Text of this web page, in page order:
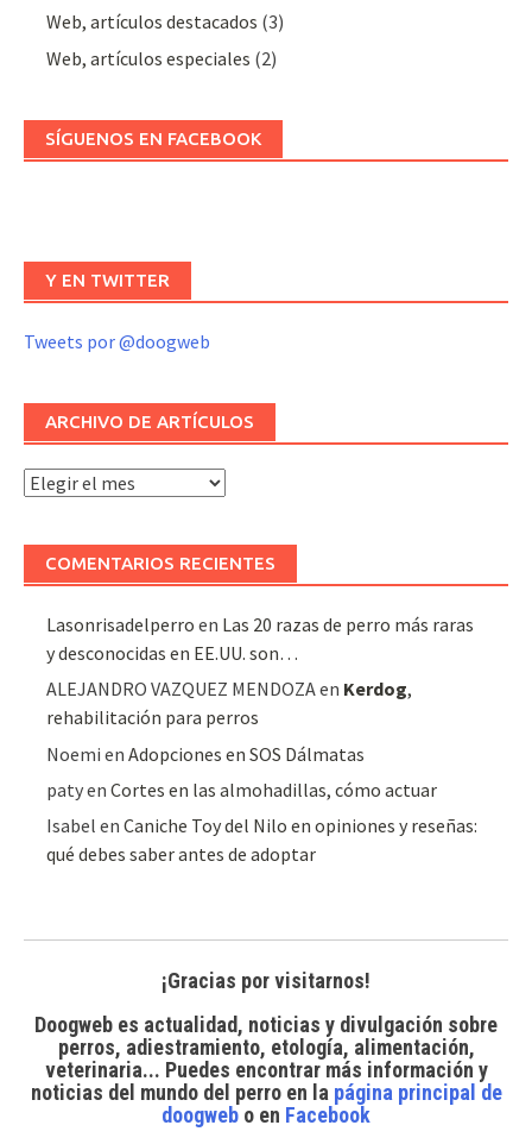
Web, artículos destacados (3)
Web, artículos especiales (2)
SÍGUENOS EN FACEBOOK
Y EN TWITTER
Tweets por @doogweb
ARCHIVO DE ARTÍCULOS
Archivo
COMENTARIOS RECIENTES
Lasonrisadelperro en Las 20 razas de perro más raras
y desconocidas en EE.UU. son…
ALEJANDRO VAZQUEZ MENDOZAen Kerdog,
rehabilitación para perros
Noemi enAdopciones en SOS Dálmatas
patyenCortes en las almohadillas, cómo actuar
Isabel enCaniche Toy del Nilo en opiniones y reseñas:
qué debes saber antes de adoptar
¡Gracias por visitarnos!
Doogweb es actualidad, noticias y divulgación sobre
perros, adiestramiento, etología, alimentación,
veterinaria... Puedes encontrar más información y
noticias del mundo del perroen la página principal de
doogweb o en Facebook